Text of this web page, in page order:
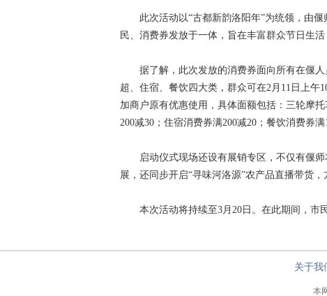
此次活动以“古都新韵洛阳年”为统领，由偃
民、消费券发放于一体，旨在丰富群众节日生
据了解，此次发放的消费券面向所有在偃人
超、住宿、餐饮四大类，群众可在2月11日上午
加商户原有优惠使用，具体面额包括：三轮摩
200减30；住宿消费券满200减20；餐饮消费券满
启动仪式现场还设有展销专区，不仅有偃师
展，还同步开启“寻味河洛源”农产品直播带货，
本次活动将持续至3月20日。在此期间，市
关于我
本